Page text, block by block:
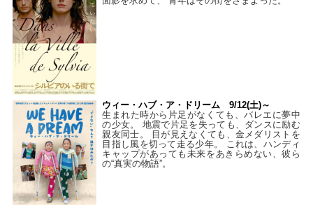
ウィー・ハブ・ア・ドリーム 9/12(土)～
生まれた時から片足がなくても、バレエに夢中
の少女。 地震で片足を失っても、ダンスに励む
親友同士。 目が見えなくても、金メダリストを
目指し風を切って走る少年。 これは、ハンディ
キャップがあっても未来をあきらめない、彼ら
の“真実の物語”。